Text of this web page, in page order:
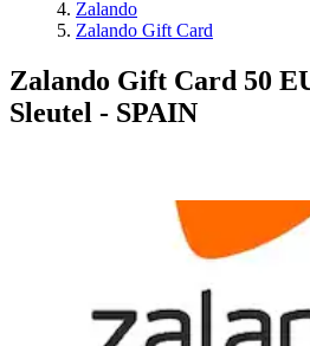
Zalando
Zalando Gift Card
Zalando Gift Card 50
Sleutel - SPAIN